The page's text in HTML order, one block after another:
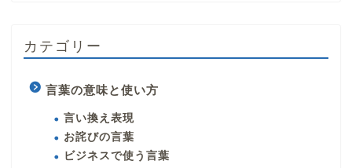
カテゴリー
言葉の意味と使い方
言い換え表現
お詫びの言葉
ビジネスで使う言葉